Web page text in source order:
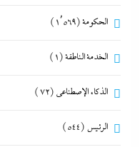
الحكومة(1٬569)
الخدمة الناطقة(1)
الذكاء الإصطناعي (72)
الرئيس (544)